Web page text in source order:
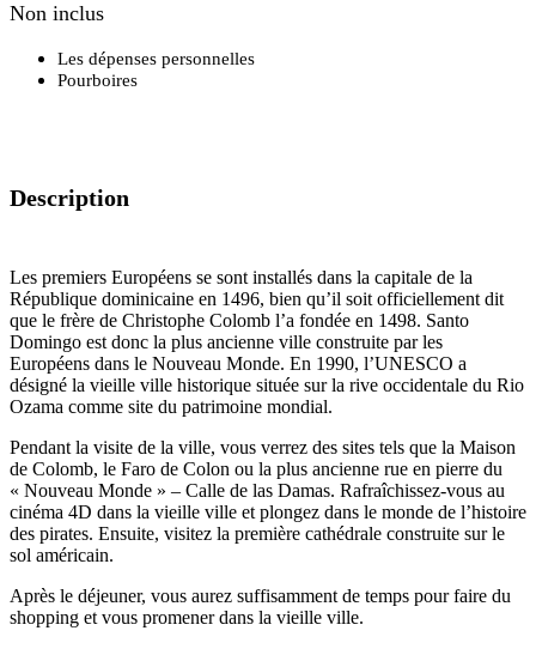
Non inclus
Les dépenses personnelles
Pourboires
Description
Les premiers Européens se sont installés dans la capitale de la
République dominicaine en 1496, bien qu’il soit officiellement dit
que le frère de Christophe Colomb l’a fondée en 1498. Santo
Domingo est donc la plus ancienne ville construite par les
Européens dans le Nouveau Monde. En 1990, l’UNESCO a
désigné la vieille ville historique située sur la rive occidentale du Rio
Ozama comme site du patrimoine mondial.
Pendant la visite de la ville, vous verrez des sites tels que la Maison
de Colomb, le Faro de Colon ou la plus ancienne rue en pierre du
« Nouveau Monde » – Calle de las Damas. Rafraîchissez-vous au
cinéma 4D dans la vieille ville et plongez dans le monde de l’histoire
des pirates. Ensuite, visitez la première cathédrale construite sur le
sol américain.
Après le déjeuner, vous aurez suffisamment de temps pour faire du
shopping et vous promener dans la vieille ville.